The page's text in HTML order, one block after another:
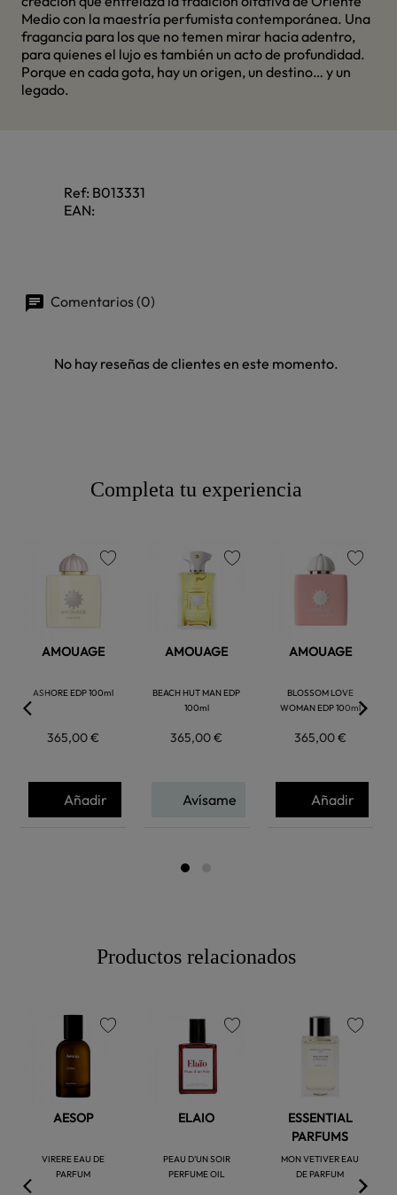
Medio con la maestría perfumista contemporánea. Una
fragancia para los que no temen mirar hacia adentro,
para quienes el lujo es también un acto de profundidad.
Porque en cada gota, hay un origen, un destino… y un
legado.
Ref: B013331
EAN:
Comentarios (0)
No hay reseñas de clientes en este momento.
Completa tu experiencia
AMOUAGE
ASHORE EDP 100ml
365,00 €
Añadir
AMOUAGE
BEACH HUT MAN EDP
100ml
365,00 €
Avísame
AMOUAGE
BLOSSOM LOVE
WOMAN EDP 100ml
365,00 €
favorite
Añadir
Productos relacionados
AESOP
VIRERE EAU DE
PARFUM
ELAIO
PEAU D'UN SOIR
PERFUME OIL
ESSENTIAL
PARFUMS
MON VETIVER EAU
DE PARFUM